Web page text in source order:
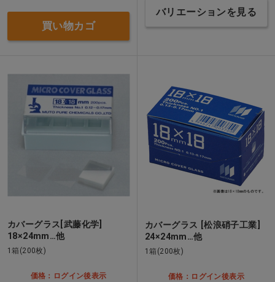
買い物カゴ
バリエーションを見る
カバーグラス[武藤化学]
18×24mm…他
1箱(200枚)
価格：ログイン後表示
カバーグラス [松浪硝子工業]
24×24mm…他
1箱(200枚)
価格：ログイン後表示